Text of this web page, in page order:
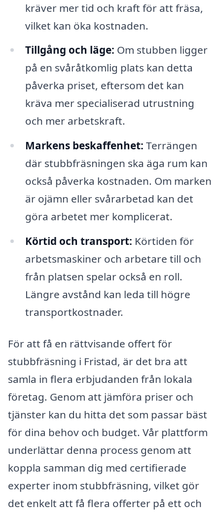
kräver mer tid och kraft för att fräsa,
vilket kan öka kostnaden.
Tillgång och läge: Om stubben ligger
på en svåråtkomlig plats kan detta
påverka priset, eftersom det kan
kräva mer specialiserad utrustning
och mer arbetskraft.
Markens beskaffenhet: Terrängen
där stubbfräsningen ska äga rum kan
också påverka kostnaden. Om marken
är ojämn eller svårarbetad kan det
göra arbetet mer komplicerat.
Körtid och transport: Körtiden för
arbetsmaskiner och arbetare till och
från platsen spelar också en roll.
Längre avstånd kan leda till högre
transportkostnader.
För att få en rättvisande offert för
stubbfräsning i Fristad, är det bra att
samla in flera erbjudanden från lokala
företag. Genom att jämföra priser och
tjänster kan du hitta det som passar bäst
för dina behov och budget. Vår plattform
underlättar denna process genom att
koppla samman dig med certifierade
experter inom stubbfräsning, vilket gör
det enkelt att få flera offerter på ett och